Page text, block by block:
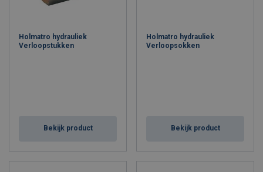
Holmatro hydrauliek
Verloopstukken
Bekijk product
Holmatro hydrauliek
Verloopsokken
Bekijk product